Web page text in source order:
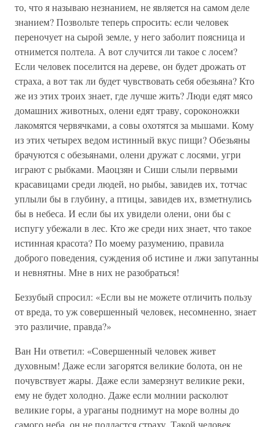
то, что я называю незнанием, не является на самом деле
знанием? Позвольте теперь спросить: если человек
переночует на сырой земле, у него заболит поясница и
отнимется полтела. А вот случится ли такое с лосем?
Если человек поселится на дереве, он будет дрожать от
страха, а вот так ли будет чувствовать себя обезьяна? Кто
же из этих троих знает, где лучше жить? Люди едят мясо
домашних животных, олени едят траву, сороконожки
лакомятся червячками, а совы охотятся за мышами. Кому
из этих четырех ведом истинный вкус пищи? Обезьяны
брачуются с обезьянами, олени дружат с лосями, угри
играют с рыбками. Маоцзян и Сиши слыли первыми
красавицами среди людей, но рыбы, завидев их, тотчас
уплыли бы в глубину, а птицы, завидев их, взметнулись
бы в небеса. И если бы их увидели олени, они бы с
испугу убежали в лес. Кто же среди них знает, что такое
истинная красота? По моему разумению, правила
доброго поведения, суждения об истине и лжи запутанны
и невнятны. Мне в них не разобраться!
Беззубый спросил: «Если вы не можете отличить пользу
от вреда, то уж совершенный человек, несомненно, знает
это различие, правда?»
Ван Ни ответил: «Совершенный человек живет
духовным! Даже если загорятся великие болота, он не
почувствует жары. Даже если замерзнут великие реки,
ему не будет холодно. Даже если молнии расколют
великие горы, а ураганы поднимут на море волны до
самого неба, он не поддастся страху. Такой человек